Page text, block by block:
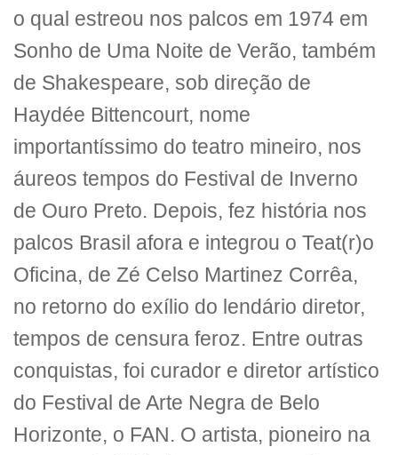
o qual estreou nos palcos em 1974 em
Sonho de Uma Noite de Verão, também
de Shakespeare, sob direção de
Haydée Bittencourt, nome
importantíssimo do teatro mineiro, nos
áureos tempos do Festival de Inverno
de Ouro Preto. Depois, fez história nos
palcos Brasil afora e integrou o Teat(r)o
Oficina, de Zé Celso Martinez Corrêa,
no retorno do exílio do lendário diretor,
tempos de censura feroz. Entre outras
conquistas, foi curador e diretor artístico
do Festival de Arte Negra de Belo
Horizonte, o FAN. O artista, pioneiro na